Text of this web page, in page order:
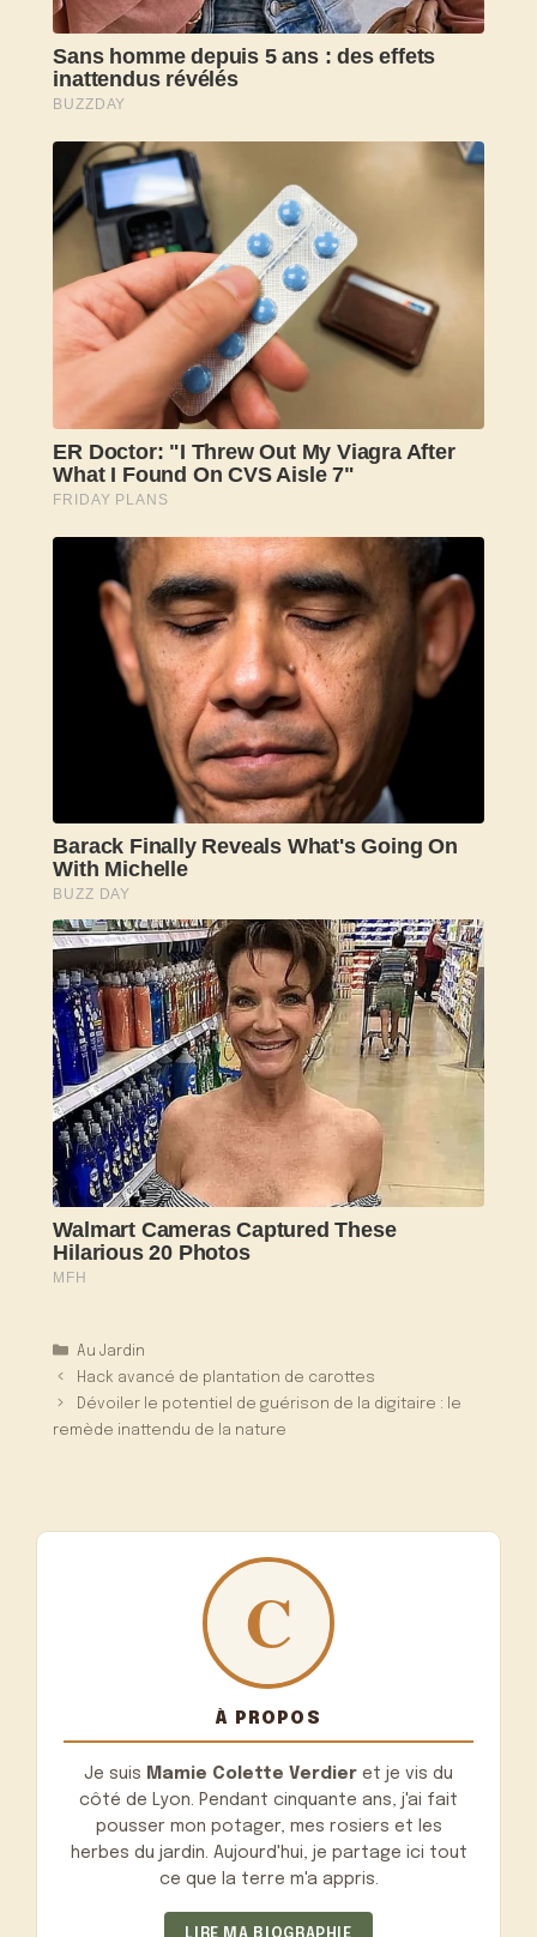
Catégories
Au Jardin
Hack avancé de plantation de carottes
Dévoiler le potentiel de guérison de la digitaire : le
remède inattendu de la nature
À PROPOS
Je suis Mamie Colette Verdier et je vis du
côté de Lyon. Pendant cinquante ans, j'ai fait
pousser mon potager, mes rosiers et les
herbes du jardin. Aujourd'hui, je partage ici tout
ce que la terre m'a appris.
LIRE MA BIOGRAPHIE